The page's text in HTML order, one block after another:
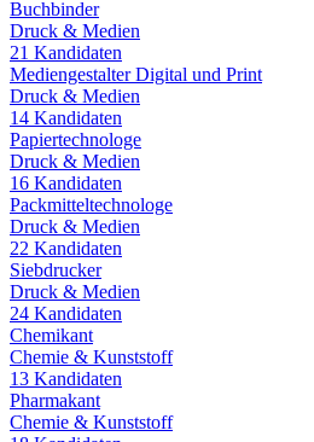
Buchbinder
Druck & Medien
21 Kandidaten
Mediengestalter Digital und Print
Druck & Medien
14 Kandidaten
Papiertechnologe
Druck & Medien
16 Kandidaten
Packmitteltechnologe
Druck & Medien
22 Kandidaten
Siebdrucker
Druck & Medien
24 Kandidaten
Chemikant
Chemie & Kunststoff
13 Kandidaten
Pharmakant
Chemie & Kunststoff